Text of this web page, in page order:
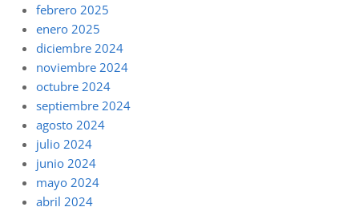
febrero 2025
enero 2025
diciembre 2024
noviembre 2024
octubre 2024
septiembre 2024
agosto 2024
julio 2024
junio 2024
mayo 2024
abril 2024